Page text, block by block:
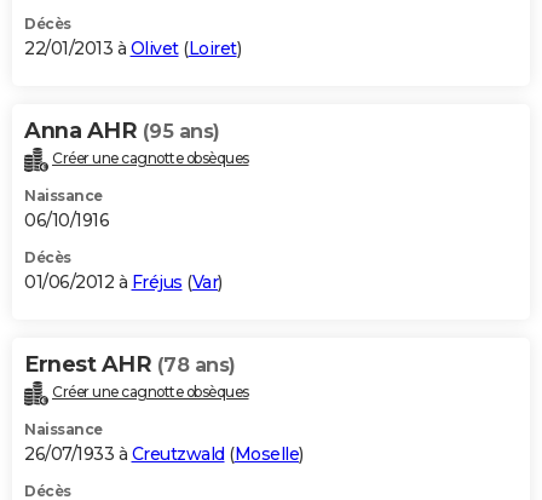
Décès
22/01/2013 à Olivet(Loiret)
Anna AHR (95 ans)
Créer une cagnotte obsèques
Naissance
06/10/1916
Décès
01/06/2012 à Fréjus (Var)
Ernest AHR (78 ans)
Créer une cagnotte obsèques
Naissance
26/07/1933 à Creutzwald (Moselle)
Décès